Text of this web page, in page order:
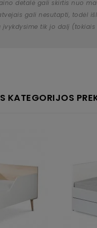
detalė gali skirtis nuo
gali nesutapti, todėl
tik jo dalį
KATEGORIJOS